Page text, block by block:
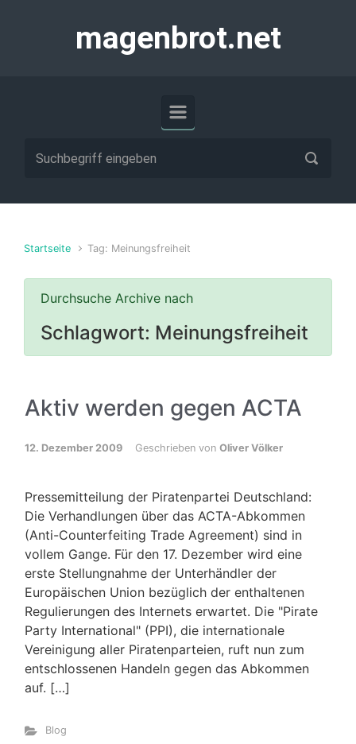
magenbrot.net
Startseite Tag: Meinungsfreiheit
Durchsuche Archive nach
Schlagwort: Meinungsfreiheit
Aktiv werden gegen ACTA
12. Dezember 2009 Geschrieben von Oliver Völker
Pressemitteilung der Piratenpartei Deutschland:
Die Verhandlungen über das ACTA-Abkommen
(Anti-Counterfeiting Trade Agreement) sind in
vollem Gange. Für den 17. Dezember wird eine
erste Stellungnahme der Unterhändler der
Europäischen Union bezüglich der enthaltenen
Regulierungen des Internets erwartet. Die "Pirate
Party International" (PPI), die internationale
Vereinigung aller Piratenparteien, ruft nun zum
entschlossenen Handeln gegen das Abkommen
auf. […]
Blog